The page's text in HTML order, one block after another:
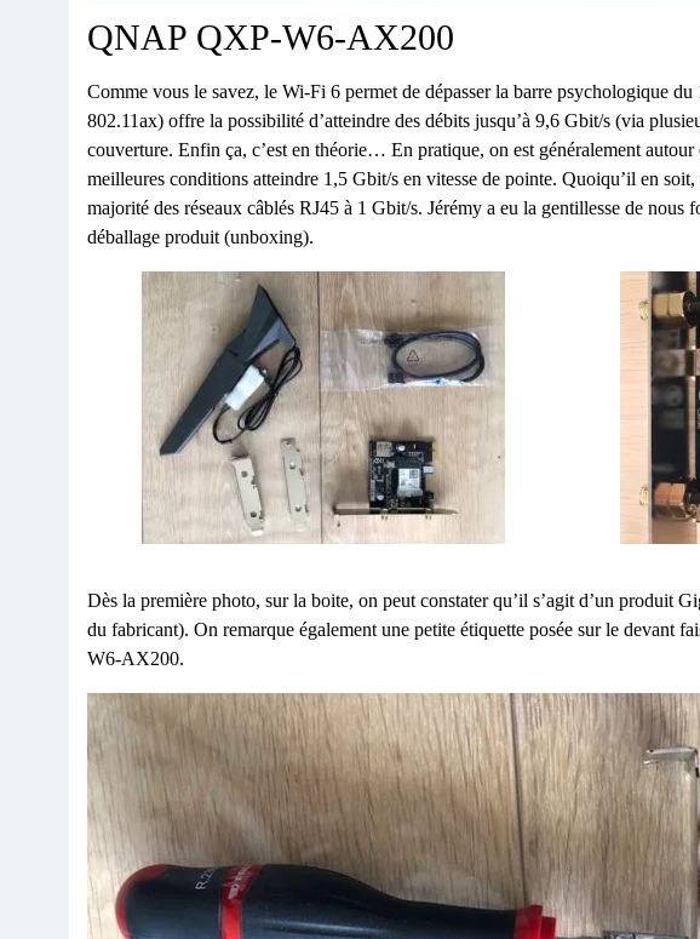
QNAP QXP-W6-AX200
Comme vous le savez, le Wi-Fi 6 permet de dépasser la barre psychologique
802.11ax) offre la possibilité d’atteindre des débits jusqu’à 9,6 Gbit/s (via
couverture. Enfin ça, c’est en théorie… En pratique, on est généralement autour
meilleures conditions atteindre 1,5 Gbit/s en vitesse de pointe. Quoiqu’il en
majorité des réseaux câblés RJ45 à 1 Gbit/s. Jérémy a eu la gentillesse de nous
déballage produit (unboxing).
Dès la première photo, sur la boite, on peut constater qu’il s’agit d’un produit
du fabricant). On remarque également une petite étiquette posée sur le devant
W6-AX200.